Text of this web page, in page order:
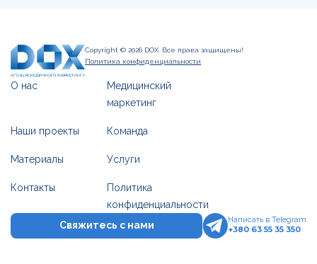
Написать в Telegram
Copyright © 2026 DOX. Все права защищены!
Политика конфиденциальности
О нас
Медицинский
маркетинг
Наши проекты Команда
Материалы Услуги
Контакты
Политика
конфиденциальности
Свяжитесь с нами
Написать в Telegram
+380 63 55 35 350